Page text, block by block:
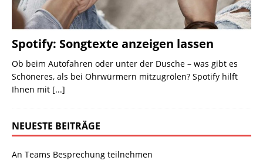
Spotify: Songtexte anzeigen lassen
Ob beim Autofahren oder unter der Dusche – was gibt es
Schöneres, als bei Ohrwürmern mitzugrölen? Spotify hilft
Ihnen mit [...]
NEUESTE BEITRÄGE
An Teams Besprechung teilnehmen